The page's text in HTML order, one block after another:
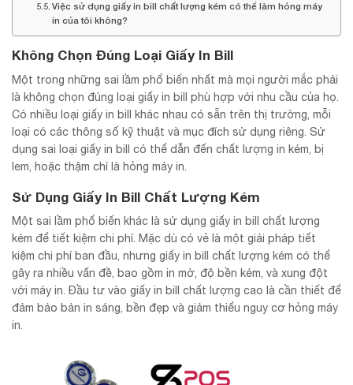
Việc sử dụng giấy in bill chất lượng kém có thể làm hỏng máy
in của tôi không?
Không Chọn Đúng Loại Giấy In Bill
Một trong những sai lầm phổ biến nhất mà mọi người mắc phải
là không chọn đúng loại giấy in bill phù hợp với nhu cầu của họ.
Có nhiều loại giấy in bill khác nhau có sẵn trên thị trường, mỗi
loại có các thông số kỹ thuật và mục đích sử dụng riêng. Sử
dụng sai loại giấy in bill có thể dẫn đến chất lượng in kém, bị
lem, hoặc thậm chí là hỏng máy in.
Sử Dụng Giấy In Bill Chất Lượng Kém
Một sai lầm phổ biến khác là sử dụng giấy in bill chất lượng
kém để tiết kiệm chi phí. Mặc dù có vẻ là một giải pháp tiết
kiệm chi phí ban đầu, nhưng giấy in bill chất lượng kém có thể
gây ra nhiều vấn đề, bao gồm in mờ, độ bền kém, và xung đột
với máy in. Đầu tư vào giấy in bill chất lượng cao là cần thiết để
đảm bảo bản in sáng, bền đẹp và giảm thiểu nguy cơ hỏng máy
in.